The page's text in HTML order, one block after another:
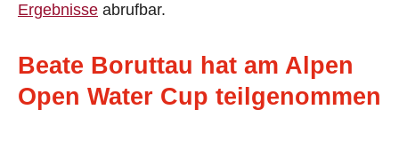
Ergebnisse abrufbar.
Beate Boruttau hat am Alpen
Open Water Cup teilgenommen